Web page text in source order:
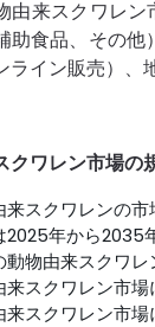
由来スクワレ
助食品、その他
ライン販売）、
クワレン市場の
来スクワレンの
2025年から2035
動物由来スクワ
来スクワレン市場
来スクワレン市